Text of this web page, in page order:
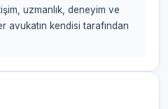
uzmanlık, deneyim ve
avukatın kendisi tarafından